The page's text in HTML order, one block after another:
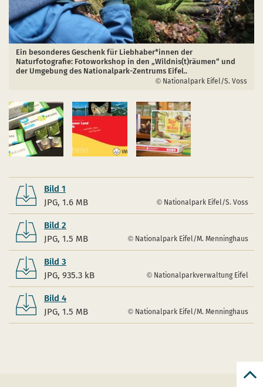
Ein besonderes Geschenk für Liebhaber*innen der
Naturfotografie: Fotoworkshop in den „Wildnis(t)räumen“ und
der Umgebung des Nationalpark-Zentrums Eifel..
Nationalpark Eifel/S. Voss
Bild 1
JPG, 1.6 MB
Nationalpark Eifel/S. Voss
Bild 2
JPG, 1.5 MB
Nationalpark Eifel/M. Menninghaus
Bild 3
JPG, 935.3 kB
Nationalparkverwaltung Eifel
Bild 4
JPG, 1.5 MB
Nationalpark Eifel/M. Menninghaus